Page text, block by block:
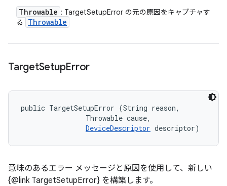
Throwable : TargetSetupError の元の原因をキャプチャす
る
Throwable
TargetSetupError
public TargetSetupError (String reason,
                Throwable cause,
DeviceDescriptor descriptor)
意味のあるエラー メッセージと原因を使用して、新しい
{@link TargetSetupError} を構築します。